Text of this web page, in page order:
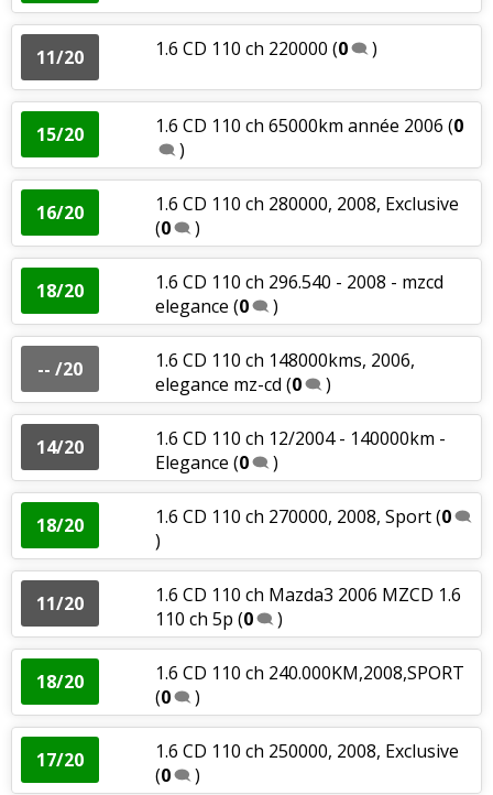
11/20 1.6 CD 110 ch 220000 (0 )
15/20 1.6 CD 110 ch 65000km année 2006 (0
)
16/20
1.6 CD 110 ch 280000, 2008, Exclusive
(0 )
18/20
1.6 CD 110 ch 296.540 - 2008 - mzcd
elegance (0 )
-- /20
1.6 CD 110 ch 148000kms, 2006,
elegance mz-cd (0 )
14/20
1.6 CD 110 ch 12/2004 - 140000km -
Elegance (0 )
18/20 1.6 CD 110 ch 270000, 2008, Sport(0
)
11/20
1.6 CD 110 ch Mazda3 2006 MZCD 1.6
110 ch 5p (0 )
18/20
1.6 CD 110 ch 240.000KM,2008,SPORT
(0 )
17/20
1.6 CD 110 ch 250000, 2008, Exclusive
(0 )